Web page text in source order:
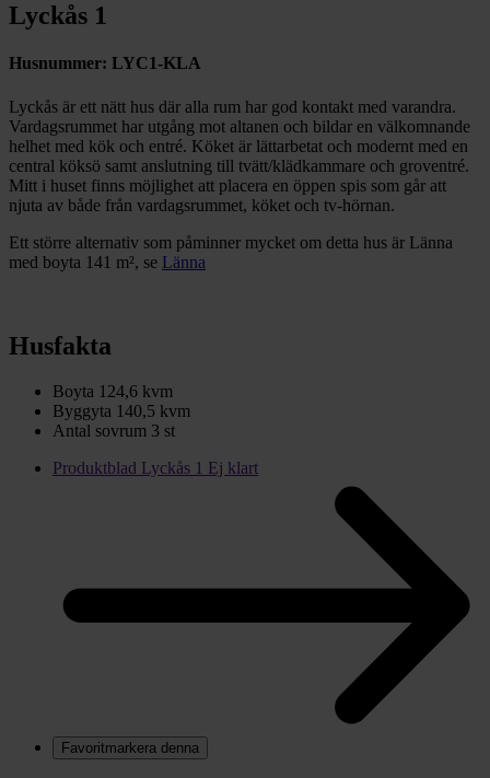
Lyckås 1
Husnummer: LYC1-KLA
Lyckås är ett nätt hus där alla rum har god kontakt med varandra.
Vardagsrummet har utgång mot altanen och bildar en välkomnande
helhet med kök och entré. Köket är lättarbetat och modernt med en
central köksö samt anslutning till tvätt/klädkammare och groventré.
Mitt i huset finns möjlighet att placera en öppen spis som går att
njuta av både från vardagsrummet, köket och tv-hörnan.
Ett större alternativ som påminner mycket om detta hus är Länna
med boyta 141 m², se Länna
Husfakta
Boyta 124,6 kvm
Byggyta 140,5 kvm
Antal sovrum 3 st
Produktblad Lyckås 1 Ej klart
Favoritmarkera denna